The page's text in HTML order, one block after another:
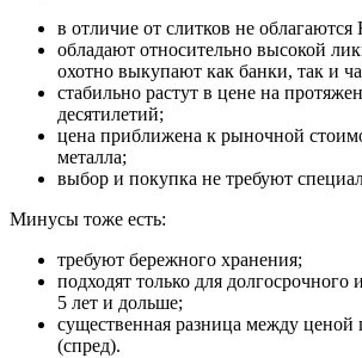
в отличие от слитков не
обладают относительно высокой
охотно выкупают как банки, так и
стабильно растут в цене на
десятилетий;
цена приближена к рыночной
металла;
выбор и покупка не требуют
Минусы тоже есть:
требуют бережного хранения;
подходят только для долгосрочного
5 лет и дольше;
существенная разница между
(спред).